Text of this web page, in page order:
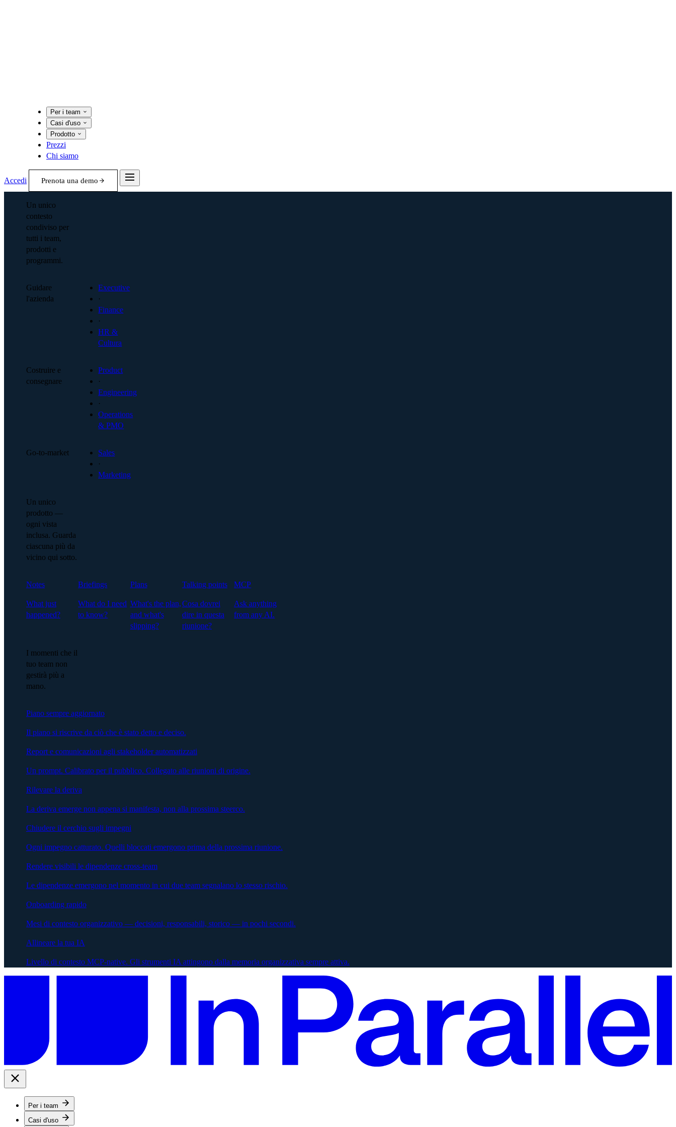
Per i team
Casi d'uso
Prodotto
Prezzi
Chi siamo
Accedi Prenota una demo
Un unico
contesto
condiviso per
tutti i team,
prodotti e
programmi.
Guidare
l'azienda
Executive
·
Finance
·
HR &
Cultura
Costruire e
consegnare
Product
·
Engineering
·
Operations
& PMO
Go-to-market
Sales
·
Marketing
Un unico
prodotto —
ogni vista
inclusa. Guarda
ciascuna più da
vicino qui sotto.
Notes
What just
happened?
Briefings
What do I need
to know?
Plans
What's the plan,
and what's
slipping?
Talking points
Cosa dovrei
dire in questa
riunione?
MCP
Ask anything
from any AI.
I momenti che il
tuo team non
gestirà più a
mano.
Piano sempre aggiornato
Il piano si riscrive da ciò che è stato detto e deciso.
Report e comunicazioni agli stakeholder automatizzati
Un prompt. Calibrato per il pubblico. Collegato alle riunioni di origine.
Rilevare la deriva
La deriva emerge non appena si manifesta, non alla prossima steerco.
Chiudere il cerchio sugli impegni
Ogni impegno catturato. Quelli bloccati emergono prima della prossima riunione.
Rendere visibili le dipendenze cross-team
Le dipendenze emergono nel momento in cui due team segnalano lo stesso rischio.
Onboarding rapido
Mesi di contesto organizzativo — decisioni, responsabili, storico — in pochi secondi.
Allineare la tua IA
Livello di contesto MCP-native. Gli strumenti IA attingono dalla memoria organizzativa sempre attiva.
Per i team
Casi d'uso